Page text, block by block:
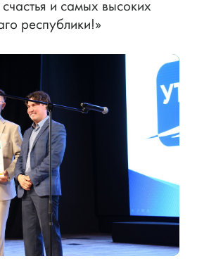
и самых высоких
республики!»